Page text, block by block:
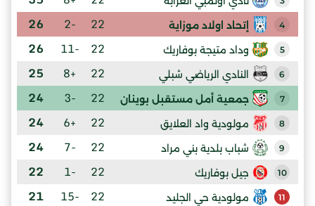
4 إتحاد اولاد موزاية 22
-2
26
5 وداد متيجة بوفاريك 22
-11
26
6 النادي الرياضي شبلي 22
+8
25
7 جمعية أمل مستقبل بوينان 22
-3
24
8 مولودية واد العلايق 22
+6
24
9 شباب بلدية بني مراد 22
-7
24
10 جيل بوفاريك 22
-1
22
11 مولودية حي الجليد 22
-15
21